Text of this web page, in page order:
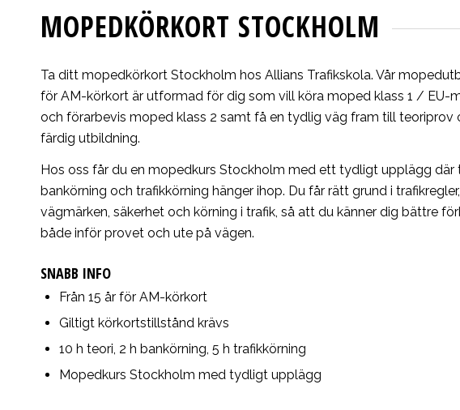
MOPEDKÖRKORT STOCKHOLM
Ta ditt mopedkörkort Stockholm hos Allians Trafikskola. Vår
för AM-körkort är utformad för dig som vill köra moped klass 1 / EU-
och förarbevis moped klass 2 samt få en tydlig väg fram till teoriprov
färdig utbildning.
Hos oss får du en mopedkurs Stockholm med ett tydligt upplägg där
bankörning och trafikkörning hänger ihop. Du får rätt grund i trafikregler,
vägmärken, säkerhet och körning i trafik, så att du känner dig bättre
både inför provet och ute på vägen.
SNABB INFO
Från 15 år för AM-körkort
Giltigt körkortstillstånd krävs
10 h teori, 2 h bankörning, 5 h trafikkörning
Mopedkurs Stockholm med tydligt upplägg